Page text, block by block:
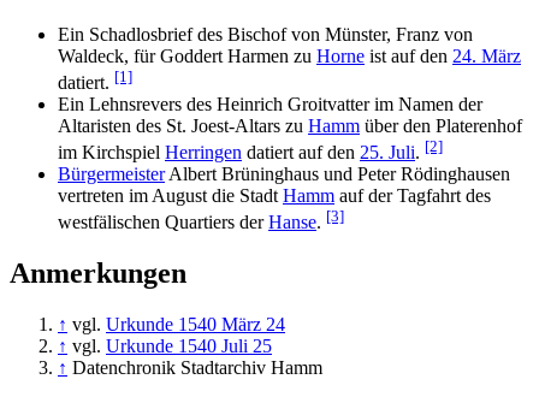
Ein Schadlosbrief des Bischof von Münster, Franz von
Waldeck, für Goddert Harmen zu Horne ist auf den 24. März
datiert. [1]
Ein Lehnsrevers des Heinrich Groitvatter im Namen der
Altaristen des St. Joest-Altars zu Hamm über den Platerenhof
im Kirchspiel Herringen datiert auf den 25. Juli. [2]
BürgermeisterAlbert Brüninghaus und Peter Rödinghausen
vertreten im August die Stadt Hamm auf der Tagfahrt des
westfälischen Quartiers derHanse. [3]
Anmerkungen
↑ vgl. Urkunde 1540 März 24
↑ vgl. Urkunde 1540 Juli 25
↑ Datenchronik Stadtarchiv Hamm